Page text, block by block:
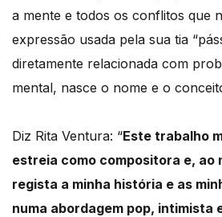
a mente e todos os conflitos que
expressão usada pela sua tia
diretamente relacionada com
mental, nasce o nome e o
Diz Rita Ventura: “Este trabalho
estreia como compositora e, ao
regista a minha história e as
numa abordagem pop, intimista